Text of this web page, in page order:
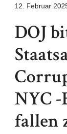
12. Februar
DOJ
NYC
fallen